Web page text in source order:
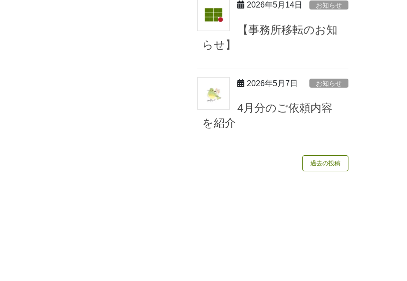
2026年5月14日 お知らせ
【事務所移転のお知
らせ】
2026年5月7日 お知らせ
4月分のご依頼内容
を紹介
過去の投稿